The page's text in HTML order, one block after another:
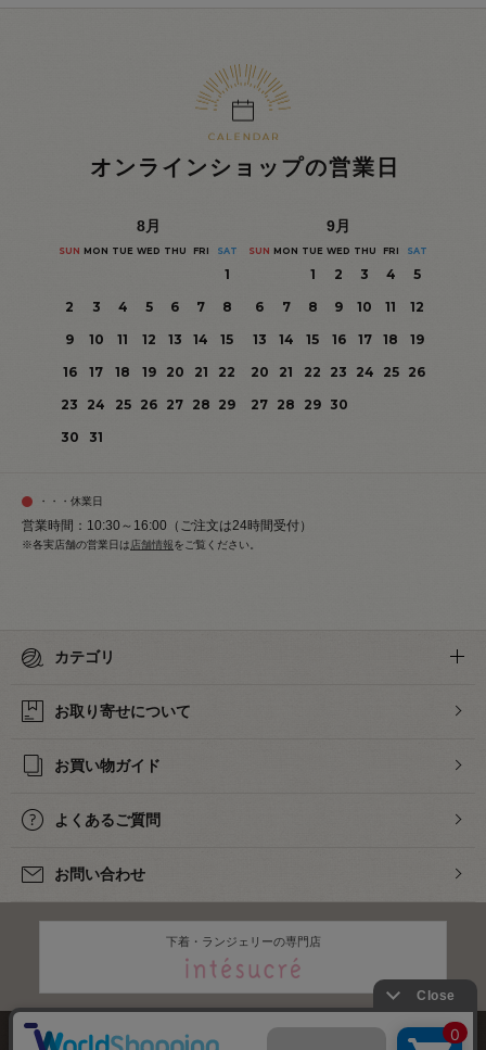
オンラインショップの営業日
8月
SUN MON TUE WED THU FRI SAT
1
2
3 4 5 6 7
8
9
10 11 12 13 14
15
16
17 18 19 20 21
22
23
24 25 26 27 28 29
30
31
9月
SUN MON TUE WED THU FRI SAT
1 2 3 4
5
6
7 8 9 10 11
12
13
14 15 16 17 18
19
20
21 22 23 24 25
26
27 28 29 30
・・・休業日
営業時間：10:30～16:00（ご注文は24時間受付）
※各実店舗の営業日は 店舗情報をご覧ください。
カテゴリ
お取り寄せについて
お買い物ガイド
よくあるご質問
お問い合わせ
下着・ランジェリーの専門店